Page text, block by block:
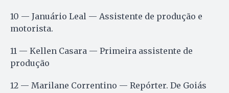
10 — Januário Leal — Assistente de produção e
motorista.
11 — Kellen Casara — Primeira assistente de
produção
12 — Marilane Correntino — Repórter. De Goiás